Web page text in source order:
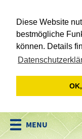
Diese Website
bestmögliche
können. Details